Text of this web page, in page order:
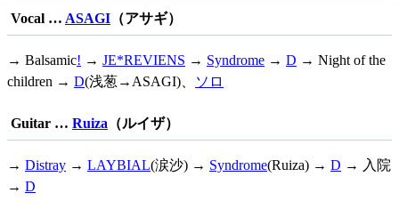
Vocal … ASAGI （アサギ）
→ Balsamic! → JE*REVIENS → Syndrome → D → Night of the
children → D(浅葱→ASAGI)、 ソロ
Guitar … Ruiza （ルイザ）
→ Distray → LAYBIAL(涙沙) → Syndrome(Ruiza) → D → 入院
→ D